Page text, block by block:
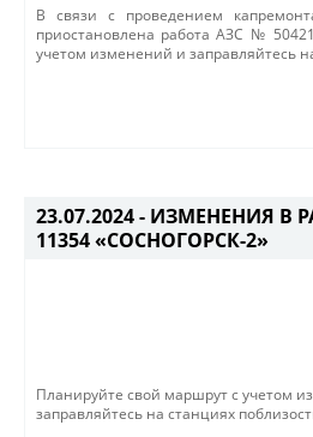
В связи с проведением
приостановлена работа АЗС №
учетом изменений и заправляйтесь
23.07.2024 - ИЗМЕНЕНИЯ В
11354 «СОСНОГОРСК-2»
Планируйте свой маршрут с учетом
заправляйтесь на станциях